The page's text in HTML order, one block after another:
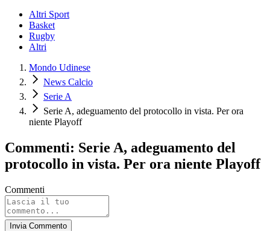
Altri Sport
Basket
Rugby
Altri
Mondo Udinese
News Calcio
Serie A
Serie A, adeguamento del protocollo in vista. Per ora
niente Playoff
Commenti: Serie A, adeguamento del
protocollo in vista. Per ora niente Playoff
Commenti
Invia Commento